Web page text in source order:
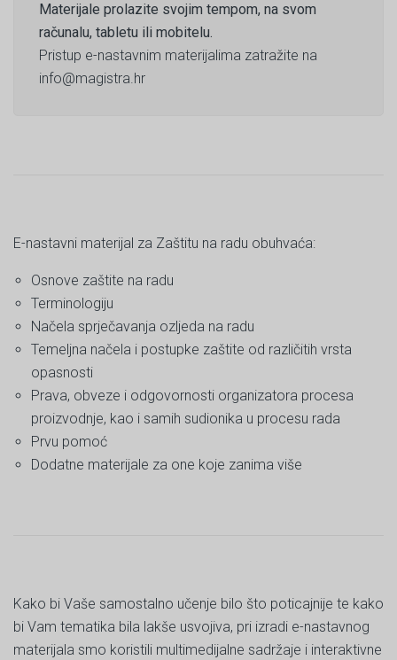
Materijale prolazite svojim tempom, na svom
računalu, tabletu ili mobitelu.
Pristup e-nastavnim materijalima zatražite na
info@magistra.hr
E-nastavni materijal za Zaštitu na radu obuhvaća:
Osnove zaštite na radu
Terminologiju
Načela sprječavanja ozljeda na radu
Temeljna načela i postupke zaštite od različitih vrsta
opasnosti
Prava, obveze i odgovornosti organizatora procesa
proizvodnje, kao i samih sudionika u procesu rada
Prvu pomoć
Dodatne materijale za one koje zanima više
Kako bi Vaše samostalno učenje bilo što poticajnije te kako
bi Vam tematika bila lakše usvojiva, pri izradi e-nastavnog
materijala smo koristili multimedijalne sadržaje i interaktivne